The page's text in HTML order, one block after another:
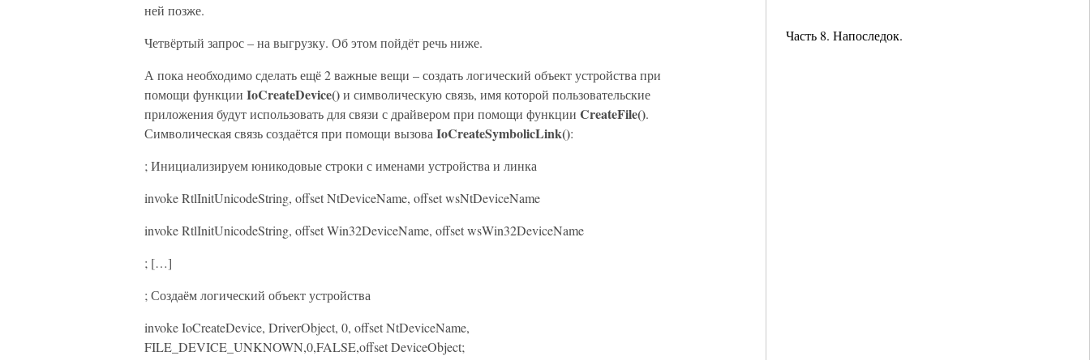
Часть 8. Напоследок.
ней позже.
Четвёртый запрос – на выгрузку. Об этом пойдёт речь ниже.
А пока необходимо сделать ещё 2 важные вещи – создать логический объект устройства при
помощи функции IoCreateDevice()и символическую связь, имя которой пользовательские
приложения будут использовать для связи с драйвером при помощи функции CreateFile().
Символическая связь создаётся при помощи вызова IoCreateSymbolicLink():
; Инициализируем юникодовые строки с именами устройства и линка
invoke RtlInitUnicodeString, offset NtDeviceName, offset wsNtDeviceName
invoke RtlInitUnicodeString, offset Win32DeviceName, offset wsWin32DeviceName
; […]
; Создаём логический объект устройства
invoke IoCreateDevice, DriverObject, 0, offset NtDeviceName,
FILE_DEVICE_UNKNOWN,0,FALSE,offset DeviceObject;